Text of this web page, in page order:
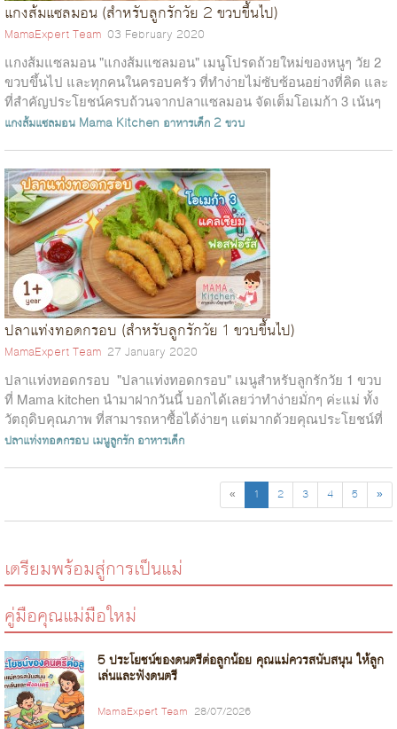
แกงส้มแซลมอน (สำหรับลูกรักวัย 2 ขวบขึ้นไป)
MamaExpert Team 03 February 2020
แกงส้มแซลมอน "แกงส้มแซลมอน" เมนูโปรดถ้วยใหม่ของหนูๆ วัย 2
ขวบขึ้นไป และทุกคนในครอบครัว ที่ทำง่ายไม่ซับซ้อนอย่างที่คิด และ
ที่สำคัญประโยชน์ครบถ้วนจากปลาแซลมอน จัดเต็มโอเมก้า 3 เน้นๆ
และผักนานาชนิด ที่ล...
แกงส้มแซลมอน Mama Kitchen อาหารเด็ก 2 ขวบ
ปลาแท่งทอดกรอบ (สำหรับลูกรักวัย 1 ขวบขึ้นไป)
MamaExpert Team 27 January 2020
ปลาแท่งทอดกรอบ "ปลาแท่งทอดกรอบ" เมนูสำหรับลูกรักวัย 1 ขวบ
ที่ Mama kitchen นำมาฝากวันนี้ บอกได้เลยว่าทำง่ายมั่กๆ ค่ะแม่ ทั้ง
วัตถุดิบคุณภาพ ที่สามารถหาซื้อได้ง่ายๆ แต่มากด้วยคุณประโยชน์ที่
สูงปรี...
ปลาแท่งทอดกรอบ เมนูลูกรัก อาหารเด็ก
« 1 2 3 4 5 »
เตรียมพร้อมสู่การเป็นแม่
คู่มือคุณแม่มือใหม่
5 ประโยชน์ของดนตรีต่อลูกน้อย คุณแม่ควรสนับสนุน ให้ลูก
เล่นและฟังดนตรี
MamaExpert Team 28/07/2026